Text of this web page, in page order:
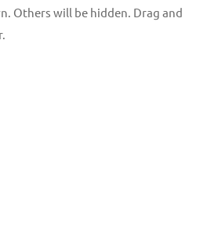
Others will be hidden. Drag and